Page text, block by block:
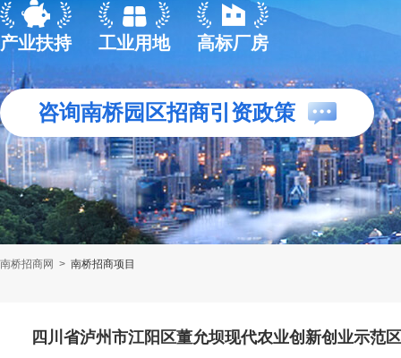
产业扶持 工业用地 高标厂房
咨询南桥园区招商引资政策
南桥招商网 > 南桥招商项目
四川省泸州市江阳区董允坝现代农业创新创业示范